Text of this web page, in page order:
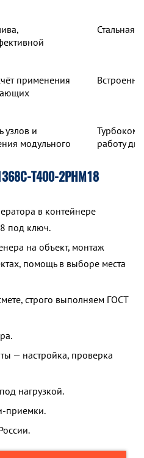
Стальная
применения
узлов и
модульного
работу
Т400-2РНМ18
в контейнере
под ключ.
на объект, монтаж
помощь в выборе места
строго выполняем ГОСТ
— настройка, проверка
нагрузкой.
приемки.